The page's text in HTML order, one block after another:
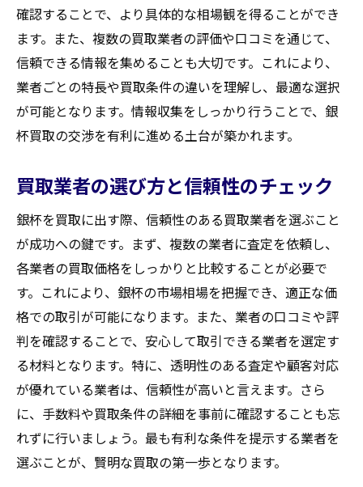
交渉前に知っておくべき市場価格の情報
効果的な交渉スキルとその実践方法
地元文化や歴史を交渉材料として活用
業者レビューや口コミの活用方法
交渉後のフォローアップと関係維持
歴史的価値が銀杯の買取価格に与える影響とそ
の活用法
歴史的背景を活かした価値のアピール方法
銀杯の由来や製造年の調査
買取業者が重視する歴史的要素
専門家による鑑定とその価値
文化財としての銀杯の認識と価値
歴史的価値のある銀杯の保存方法
銀杯買取で失敗しないための注意点とその解決
策
偽物の銀杯を避けるためのポイント
悪徳業者に注意するための見極め方
査定時に確認すべき項目と方法
確認することで、より具体的な相場観を得ることができ
ます。また、複数の買取業者の評価や口コミを通じて、
信頼できる情報を集めることも大切です。これにより、
業者ごとの特長や買取条件の違いを理解し、最適な選択
が可能となります。情報収集をしっかり行うことで、銀
杯買取の交渉を有利に進める土台が築かれます。
買取業者の選び方と信頼性のチェック
銀杯を買取に出す際、信頼性のある買取業者を選ぶこと
が成功への鍵です。まず、複数の業者に査定を依頼し、
各業者の買取価格をしっかりと比較することが必要で
す。これにより、銀杯の市場相場を把握でき、適正な価
格での取引が可能になります。また、業者の口コミや評
判を確認することで、安心して取引できる業者を選定す
る材料となります。特に、透明性のある査定や顧客対応
が優れている業者は、信頼性が高いと言えます。さら
に、手数料や買取条件の詳細を事前に確認することも忘
れずに行いましょう。最も有利な条件を提示する業者を
選ぶことが、賢明な買取の第一歩となります。